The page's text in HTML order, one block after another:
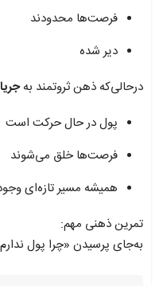
فرصت‌ها محدودند
دیر شده
درحالی‌که ذهن ثروتمند به
پول در حال حرکت است
فرصت‌ها خلق می‌شوند
همیشه مسیر تازه‌ای
تمرین ذهنی مهم:
به‌جای پرسیدن «چرا پول